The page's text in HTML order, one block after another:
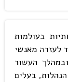
בעולמות
לעזרה מאנשי
העשור
בעלים